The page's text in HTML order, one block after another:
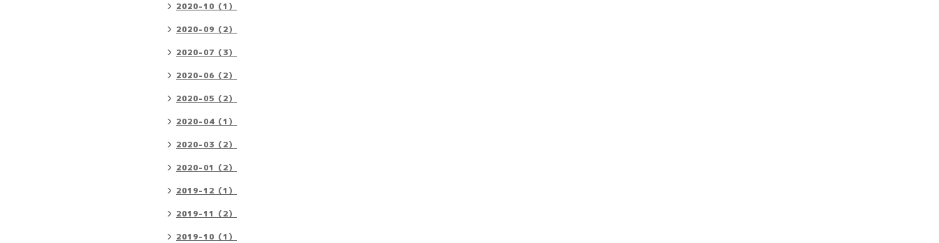
2020-10（1）
2020-09（2）
2020-07（3）
2020-06（2）
2020-05（2）
2020-04（1）
2020-03（2）
2020-01（2）
2019-12（1）
2019-11（2）
2019-10（1）